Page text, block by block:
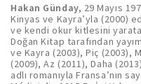
Hakan Günday, 29 Mayıs
Kinyas ve Kayra’yla (2000)
ve kendi okur kitlesini
Doğan Kitap tarafından
ve Kayra (2003), Piç (2003),
(2009), Az (2011), Daha
adlı romanıyla Fransa’nın